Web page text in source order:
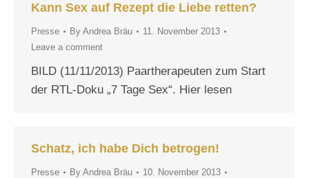
Kann Sex auf Rezept die Liebe retten?
Presse By Andrea Bräu
11. November 2013
Leave a comment
BILD (11/11/2013) Paartherapeuten zum Start
der RTL-Doku „7 Tage Sex“. Hier lesen
Schatz, ich habe Dich betrogen!
Presse By Andrea Bräu
10. November 2013